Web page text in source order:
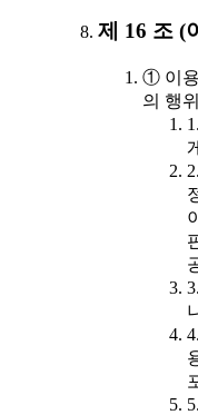
제 16 조 (
① 이용
의 행